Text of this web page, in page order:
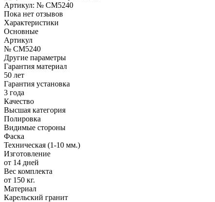
Артикул: № CM5240
Пока нет отзывов
Характеристики
Основные
Артикул
№ CM5240
Другие параметры
Гарантия материал
50 лет
Гарантия установка
3 года
Качество
Высшая категория
Полировка
Видимые стороны
Фаска
Техническая (1-10 мм.)
Изготовление
от 14 дней
Вес комплекта
от 150 кг.
Материал
Карельский гранит